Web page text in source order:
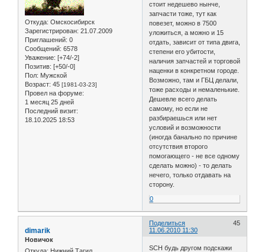
Откуда: Омскосибирск
Зарегистрирован: 21.07.2009
Приглашений: 0
Сообщений: 6578
Уважение: [+74/-2]
Позитив: [+50/-0]
Пол: Мужской
Возраст: 45 [1981-03-23]
Провел на форуме:
1 месяц 25 дней
Последний визит:
18.10.2025 18:53
стоит недешево нынче,
запчасти тоже, тут как
повезет, можно в 7500
уложиться, а можно и 15
отдать, зависит от типа двига,
степени его убитости,
наличия запчастей и торговой
наценки в конкретном городе.
Возможно, там и ГБЦ делали,
тоже расходы и немаленькие.
Дешевле всего делать
самому, но если не
разбираешься или нет
условий и возможности
(иногда банально по причине
отсутствия второго
помогающего - не все одному
сделать можно) - то делать
нечего, только отдавать на
сторону.
0
Поделиться
45
11.06.2010 11:30
dimarik
Новичок
SCH будь другом подскажи